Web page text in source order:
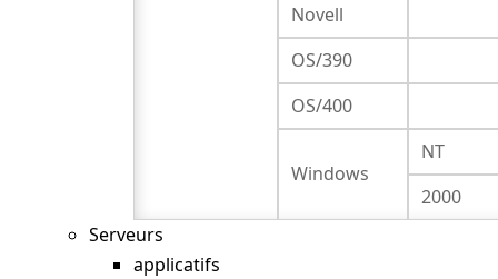
Novell
OS/390
OS/400
Windows
NT
2000
Serveurs
applicatifs